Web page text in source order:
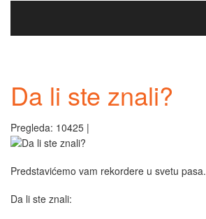
Da li ste znali?
Pregleda: 10425 |
Predstavićemo vam rekordere u svetu pasa.
Da li ste znali: